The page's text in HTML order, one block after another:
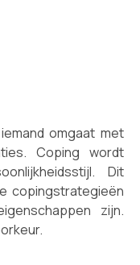
omgaat met
Coping wordt
Dit
copingstrategieën
zijn.